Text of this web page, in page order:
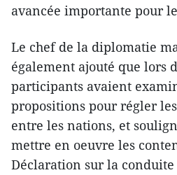
avancée importante pour
Le chef de la diplomatie
également ajouté que lors
participants avaient
propositions pour régler
entre les nations, et
mettre en oeuvre les
Déclaration sur la